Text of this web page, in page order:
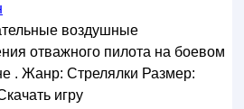
воздушные
отважного пилота на боевом
. Жанр: Стрелялки Размер:
игру